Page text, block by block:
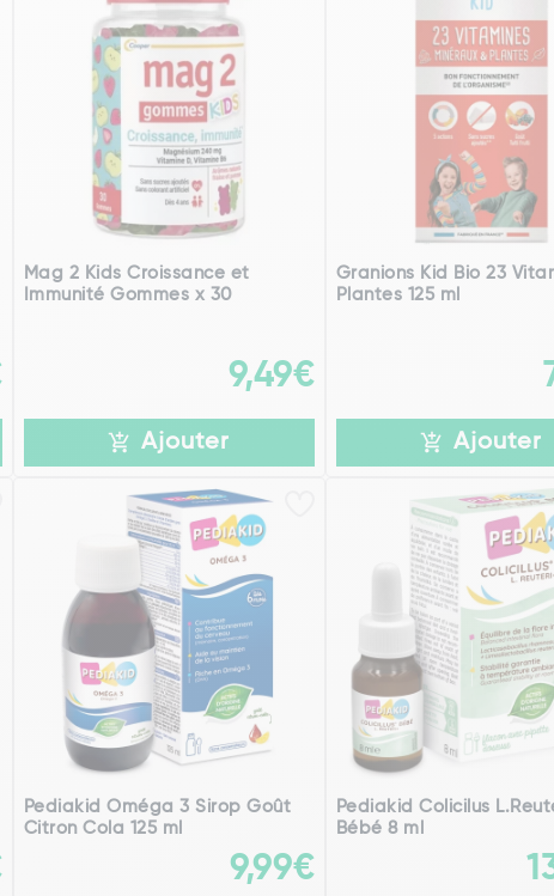
Mag 2 Kids Croissance et
Immunité Gommes x 30
9,49€
Ajouter
Granions Kid Bio 23
Plantes 125 ml
Ajouter
Pediakid Oméga 3 Sirop Goût
Citron Cola 125 ml
9,99€
Pediakid Colicilus
Bébé 8 ml